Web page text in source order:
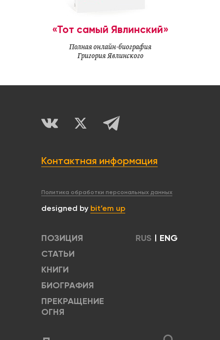
«Тот самый Явлинский»
Полная онлайн-биография
Григория Явлинского
Контактная информация
Политика обработки персональных данных
designed by bit’em up
ПОЗИЦИЯ
СТАТЬИ
КНИГИ
БИОГРАФИЯ
ПРЕКРАЩЕНИЕ
ОГНЯ
RUS | ENG